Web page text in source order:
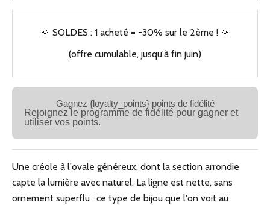
🔅 SOLDES : 1 acheté = -30% sur le 2ème ! 🔅
(offre cumulable, jusqu'à fin juin)
Gagnez {loyalty_points} points de fidélité
Rejoignez le programme de fidélité pour gagner et
utiliser vos points.
Une créole à l'ovale généreux, dont la section arrondie
capte la lumière avec naturel. La ligne est nette, sans
ornement superflu : ce type de bijou que l'on voit au